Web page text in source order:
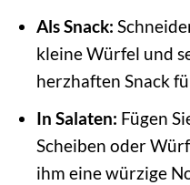
Als Snack:
kleine Würfel und
herzhaften Snack
In Salaten: Fügen
Scheiben oder
ihm eine würzige